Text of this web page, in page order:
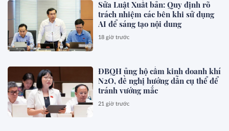
Sửa Luật Xuất bản: Quy định rõ
trách nhiệm các bên khi sử dụng
AI để sáng tạo nội dung
18 giờ trước
ĐBQH ủng hộ cấm kinh doanh khí
N2O, đề nghị hướng dẫn cụ thể để
tránh vướng mắc
21 giờ trước